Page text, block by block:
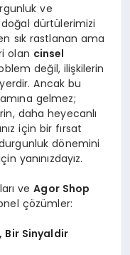
ve
dürtülerimizi
sık rastlanan ama
olan cinsel
değil, ilişkilerin
Ancak bu
gelmez;
daha heyecanlı
için bir fırsat
dönemini
yanınızdayız.
veAgor Shop
çözümler:
Bir Sinyaldir